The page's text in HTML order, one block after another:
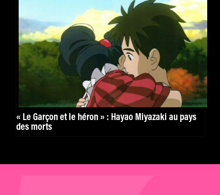
« Le Garçon et le héron » : Hayao Miyazaki au pays
des morts